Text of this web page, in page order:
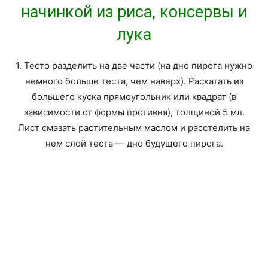
начинкой из риса, консервы и
лука
1. Тесто разделить на две части (на дно пирога нужно
немного больше теста, чем наверх). Раскатать из
большего куска прямоугольник или квадрат (в
зависимости от формы противня), толщиной 5 мл.
Лист смазать растительным маслом и расстелить на
нем слой теста — дно будущего пирога.